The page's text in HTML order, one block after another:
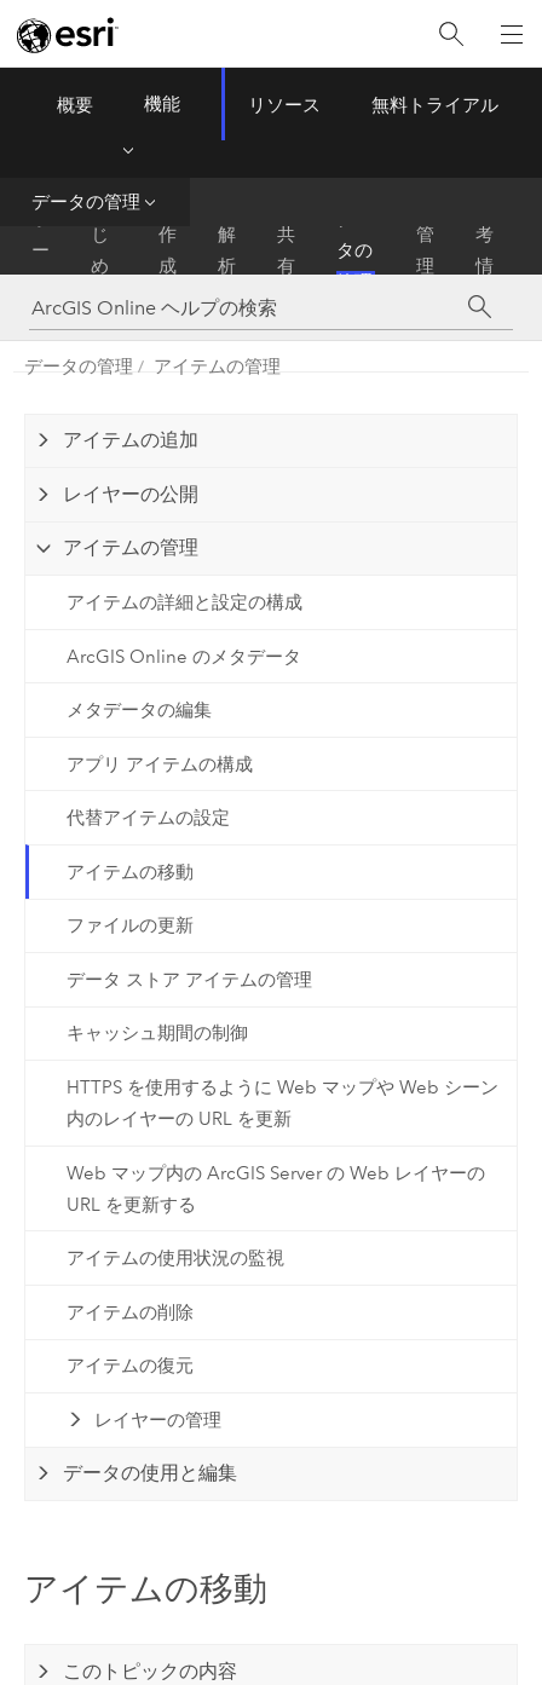
ArcGIS Online
概要 機能 リソース 無料トライアル
データの管理
ー
ム
は
じ
め
に
作
成
解
析
共
有
タの
管理
管
理
考
情
報
データの管理 アイテムの管理
アイテムの追加
レイヤーの公開
アイテムの管理
アイテムの詳細と設定の構成
ArcGIS Online のメタデータ
メタデータの編集
アプリ アイテムの構成
代替アイテムの設定
アイテムの移動
ファイルの更新
データ ストア アイテムの管理
キャッシュ期間の制御
HTTPS を使用するように Web マップや Web シーン
内のレイヤーの URL を更新
Web マップ内の ArcGIS Server の Web レイヤーの
URL を更新する
アイテムの使用状況の監視
アイテムの削除
アイテムの復元
レイヤーの管理
データの使用と編集
アイテムの移動
このトピックの内容